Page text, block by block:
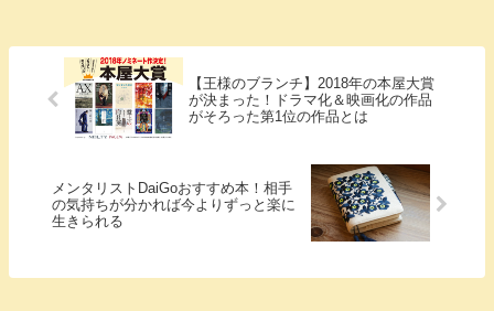
【王様のブランチ】2018年の本屋大賞
が決まった！ドラマ化＆映画化の作品
がそろった第1位の作品とは
メンタリストDaiGoおすすめ本！相手
の気持ちが分かれば今よりずっと楽に
生きられる